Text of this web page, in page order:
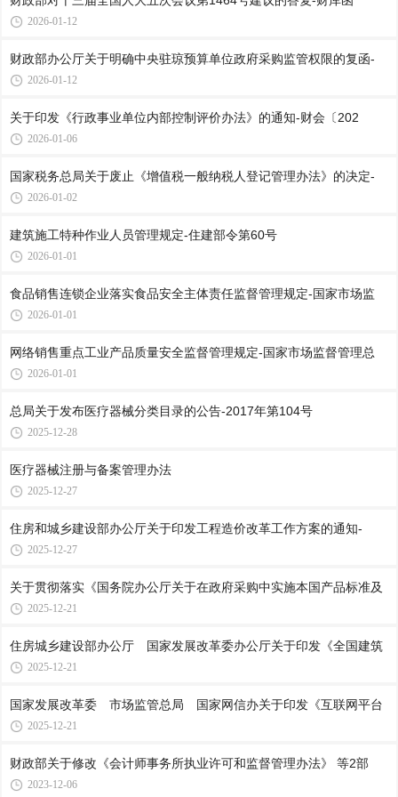
2026-01-12
财政部办公厅关于明确中央驻琼预算单位政府采购监管权限的复函-
2026-01-12
关于印发《行政事业单位内部控制评价办法》的通知-财会〔202
2026-01-06
国家税务总局关于废止《增值税一般纳税人登记管理办法》的决定-
2026-01-02
建筑施工特种作业人员管理规定-住建部令第60号
2026-01-01
食品销售连锁企业落实食品安全主体责任监督管理规定-国家市场监
2026-01-01
网络销售重点工业产品质量安全监督管理规定-国家市场监督管理总
2026-01-01
总局关于发布医疗器械分类目录的公告-2017年第104号
2025-12-28
医疗器械注册与备案管理办法
2025-12-27
住房和城乡建设部办公厅关于印发工程造价改革工作方案的通知-
2025-12-27
关于贯彻落实《国务院办公厅关于在政府采购中实施本国产品标准及
2025-12-21
住房城乡建设部办公厅 国家发展改革委办公厅关于印发《全国建筑
2025-12-21
国家发展改革委 市场监管总局 国家网信办关于印发《互联网平台
2025-12-21
财政部关于修改《会计师事务所执业许可和监督管理办法》 等2部
2023-12-06